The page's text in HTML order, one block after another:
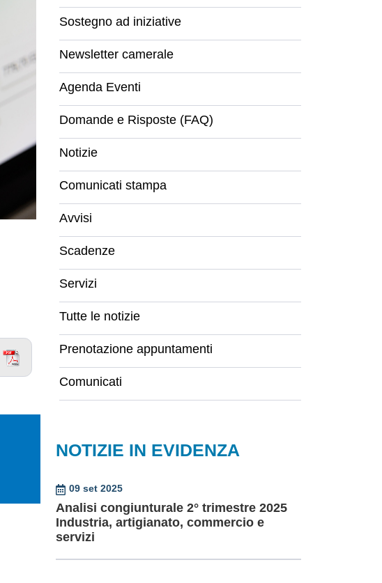
Sostegno ad iniziative
Newsletter camerale
Agenda Eventi
Domande e Risposte (FAQ)
Notizie
Comunicati stampa
Avvisi
Scadenze
Servizi
Tutte le notizie
Prenotazione appuntamenti
Comunicati
NOTIZIE IN EVIDENZA
09 set 2025
Analisi congiunturale 2° trimestre 2025
Industria, artigianato, commercio e
servizi